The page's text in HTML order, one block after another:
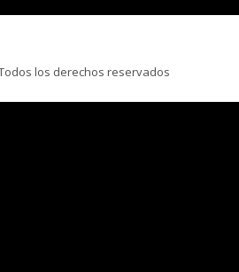
los derechos reservados